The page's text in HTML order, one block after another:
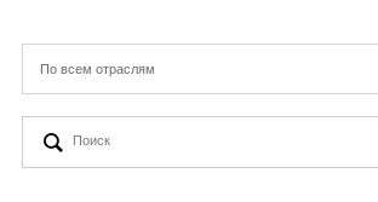
Услуги
Новая реальность
По всем отраслям